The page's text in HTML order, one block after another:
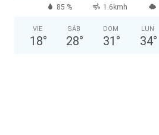
85 % 1.6kmh
VIE
18°
SÁB
28°
DOM
31 °
LUN
34°